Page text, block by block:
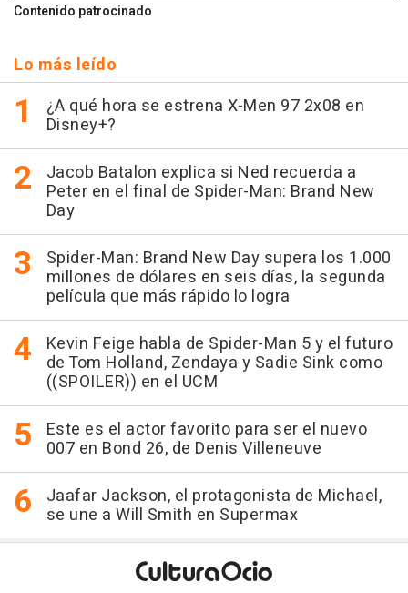
Contenido patrocinado
Lo más leído
¿A qué hora se estrena X-Men 97 2x08 en
Disney+?
Jacob Batalon explica si Ned recuerda a
Peter en el final de Spider-Man: Brand New
Day
Spider-Man: Brand New Day supera los 1.000
millones de dólares en seis días, la segunda
película que más rápido lo logra
Kevin Feige habla de Spider-Man 5 y el futuro
de Tom Holland, Zendaya y Sadie Sink como
((SPOILER)) en el UCM
Este es el actor favorito para ser el nuevo
007 en Bond 26, de Denis Villeneuve
Jaafar Jackson, el protagonista de Michael,
se une a Will Smith en Supermax